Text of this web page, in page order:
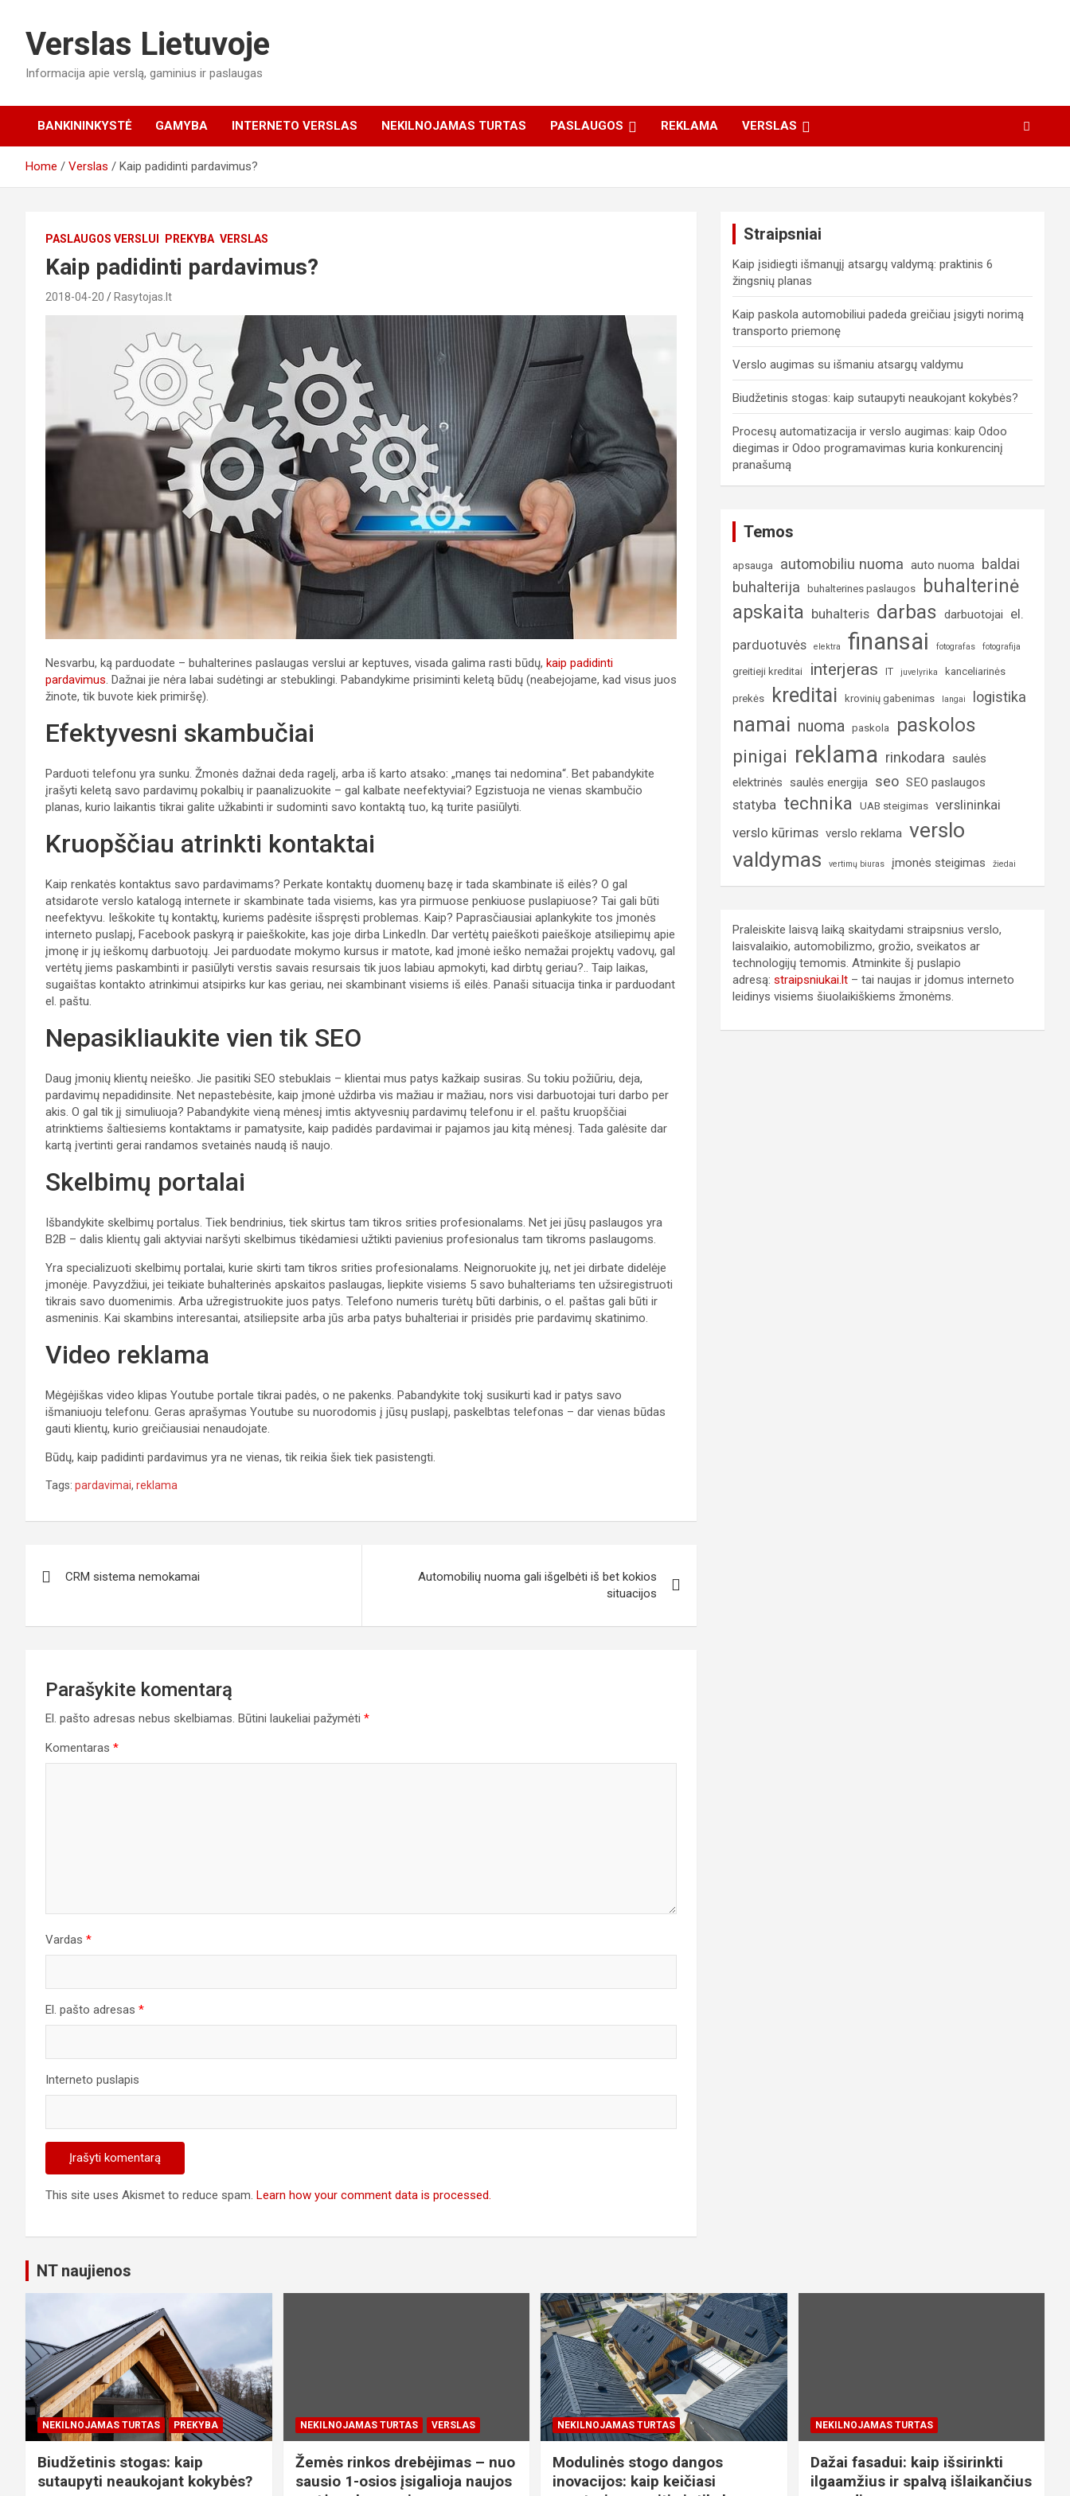
contentVerslas Lietuvoje
Informacija apie verslą, gaminius ir paslaugas
BANKININKYSTĖ GAMYBA INTERNETO VERSLAS NEKILNOJAMAS TURTAS PASLAUGOS REKLAMA VERSLAS
Home Verslas Kaip padidinti pardavimus?
PASLAUGOS VERSLUI PREKYBA VERSLAS
Kaip padidinti pardavimus?
2018-04-20 Rasytojas.lt
Nesvarbu, ką parduodate – buhalterines paslaugas verslui ar keptuves, visada galima rasti būdų, kaip padidinti
pardavimus. Dažnai jie nėra labai sudėtingi ar stebuklingi. Pabandykime prisiminti keletą būdų (neabejojame, kad visus juos
žinote, tik buvote kiek primiršę).
Efektyvesni skambučiai
Parduoti telefonu yra sunku. Žmonės dažnai deda ragelį, arba iš karto atsako: „manęs tai nedomina“. Bet pabandykite
įrašyti keletą savo pardavimų pokalbių ir paanalizuokite – gal kalbate neefektyviai? Egzistuoja ne vienas skambučio
planas, kurio laikantis tikrai galite užkabinti ir sudominti savo kontaktą tuo, ką turite pasiūlyti.
Kruopščiau atrinkti kontaktai
Kaip renkatės kontaktus savo pardavimams? Perkate kontaktų duomenų bazę ir tada skambinate iš eilės? O gal
atsidarote verslo katalogą internete ir skambinate tada visiems, kas yra pirmuose penkiuose puslapiuose? Tai gali būti
neefektyvu. Ieškokite tų kontaktų, kuriems padėsite išspręsti problemas. Kaip? Paprasčiausiai aplankykite tos įmonės
interneto puslapį, Facebook paskyrą ir paieškokite, kas joje dirba LinkedIn. Dar vertėtų paieškoti paieškoje atsiliepimų apie
įmonę ir jų ieškomų darbuotojų. Jei parduodate mokymo kursus ir matote, kad įmonė ieško nemažai projektų vadovų, gal
vertėtų jiems paskambinti ir pasiūlyti verstis savais resursais tik juos labiau apmokyti, kad dirbtų geriau?.. Taip laikas,
sugaištas kontakto atrinkimui atsipirks kur kas geriau, nei skambinant visiems iš eilės. Panaši situacija tinka ir parduodant
el. paštu.
Nepasikliaukite vien tik SEO
Daug įmonių klientų neieško. Jie pasitiki SEO stebuklais – klientai mus patys kažkaip susiras. Su tokiu požiūriu, deja,
pardavimų nepadidinsite. Net nepastebėsite, kaip įmonė uždirba vis mažiau ir mažiau, nors visi darbuotojai turi darbo per
akis. O gal tik jį simuliuoja? Pabandykite vieną mėnesį imtis aktyvesnių pardavimų telefonu ir el. paštu kruopščiai
atrinktiems šaltiesiems kontaktams ir pamatysite, kaip padidės pardavimai ir pajamos jau kitą mėnesį. Tada galėsite dar
kartą įvertinti gerai randamos svetainės naudą iš naujo.
Skelbimų portalai
Išbandykite skelbimų portalus. Tiek bendrinius, tiek skirtus tam tikros srities profesionalams. Net jei jūsų paslaugos yra
B2B – dalis klientų gali aktyviai naršyti skelbimus tikėdamiesi užtikti pavienius profesionalus tam tikroms paslaugoms.
Yra specializuoti skelbimų portalai, kurie skirti tam tikros srities profesionalams. Neignoruokite jų, net jei dirbate didelėje
įmonėje. Pavyzdžiui, jei teikiate buhalterinės apskaitos paslaugas, liepkite visiems 5 savo buhalteriams ten užsiregistruoti
tikrais savo duomenimis. Arba užregistruokite juos patys. Telefono numeris turėtų būti darbinis, o el. paštas gali būti ir
asmeninis. Kai skambins interesantai, atsiliepsite arba jūs arba patys buhalteriai ir prisidės prie pardavimų skatinimo.
Video reklama
Mėgėjiškas video klipas Youtube portale tikrai padės, o ne pakenks. Pabandykite tokį susikurti kad ir patys savo
išmaniuoju telefonu. Geras aprašymas Youtube su nuorodomis į jūsų puslapį, paskelbtas telefonas – dar vienas būdas
gauti klientų, kurio greičiausiai nenaudojate.
Būdų, kaip padidinti pardavimus yra ne vienas, tik reikia šiek tiek pasistengti.
Tags: pardavimai, reklama
tarp
įrašų
CRM sistema nemokamai
Automobilių nuoma gali išgelbėti iš bet kokios
situacijos
Parašykite komentarą
El. pašto adresas nebus skelbiamas. Būtini laukeliai pažymėti *
Komentaras *
Vardas *
El. pašto adresas *
Interneto puslapis
This site uses Akismet to reduce spam. Learn how your comment data is processed.
Straipsniai
Kaip įsidiegti išmanųjį atsargų valdymą: praktinis 6
žingsnių planas
Kaip paskola automobiliui padeda greičiau įsigyti norimą
transporto priemonę
Verslo augimas su išmaniu atsargų valdymu
Biudžetinis stogas: kaip sutaupyti neaukojant kokybės?
Procesų automatizacija ir verslo augimas: kaip Odoo
diegimas ir Odoo programavimas kuria konkurencinį
pranašumą
Temos
apsauga automobiliu nuoma auto nuoma
baldai
buhalterija
buhalterines paslaugos
buhalterinė
apskaita buhalteris darbas darbuotojai el.
parduotuvės elektra finansai fotografas fotografija
greitieji kreditai interjeras IT juvelyrika kanceliarinės
prekės kreditai krovinių gabenimas langai logistika
namai nuoma paskola paskolos
pinigai reklama rinkodara
saulės
elektrinės
saulės energija seo SEO paslaugos
statyba technika UAB steigimas
verslininkai
verslo kūrimas verslo reklama verslo
valdymas
vertimų biuras įmonės steigimas žiedai
Praleiskite laisvą laiką skaitydami straipsnius verslo,
laisvalaikio, automobilizmo, grožio, sveikatos ar
technologijų temomis. Atminkite šį puslapio
adresą:straipsniukai.lt – tai naujas ir įdomus interneto
leidinys visiems šiuolaikiškiems žmonėms.
NT naujienos
NEKILNOJAMAS TURTAS PREKYBA
Biudžetinis stogas: kaip
sutaupyti neaukojant kokybės?
NEKILNOJAMAS TURTAS VERSLAS
Žemės rinkos drebėjimas – nuo
sausio 1-osios įsigalioja naujos
NEKILNOJAMAS TURTAS
Modulinės stogo dangos
inovacijos: kaip keičiasi
NEKILNOJAMAS TURTAS
Dažai fasadui: kaip išsirinkti
ilgaamžius ir spalvą išlaikančius